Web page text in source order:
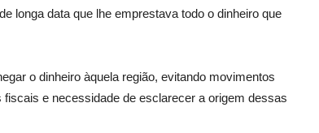
longa data que lhe emprestava todo o dinheiro que
o dinheiro àquela região, evitando movimentos
e necessidade de esclarecer a origem dessas